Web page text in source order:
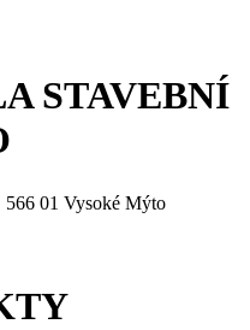
STAVEBNÍ
01 Vysoké Mýto